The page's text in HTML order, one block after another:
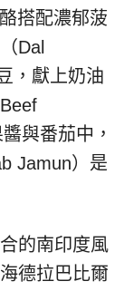
搭配濃郁菠
Dal
，獻上奶油
與番茄中，
Jamun）是
的南印度風
德拉巴比爾